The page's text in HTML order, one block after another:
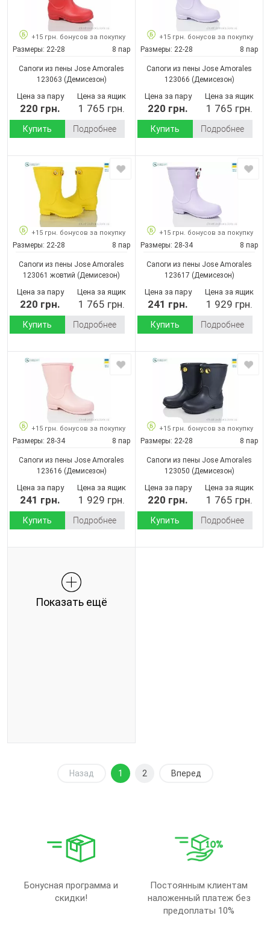
+15 грн. бонусов за покупку
Размеры: 22-28 8 пар
Сапоги из пены Jose Amorales
123063 (Демисезон)
Цена за пару
220 грн.
Цена за ящик
1 765 грн.
Купить Подробнее
+15 грн. бонусов за покупку
Размеры: 22-28 8 пар
Сапоги из пены Jose Amorales
123066 (Демисезон)
Цена за пару
220 грн.
Цена за ящик
1 765 грн.
Купить Подробнее
+15 грн. бонусов за покупку
Размеры: 22-28 8 пар
Сапоги из пены Jose Amorales
123061 жовтий (Демисезон)
Цена за пару
220 грн.
Цена за ящик
1 765 грн.
Купить Подробнее
+15 грн. бонусов за покупку
Размеры: 28-34 8 пар
Сапоги из пены Jose Amorales
123617 (Демисезон)
Цена за пару
241 грн.
Цена за ящик
1 929 грн.
Купить Подробнее
+15 грн. бонусов за покупку
Размеры: 28-34 8 пар
Сапоги из пены Jose Amorales
123616 (Демисезон)
Цена за пару
241 грн.
Цена за ящик
1 929 грн.
Купить Подробнее
+15 грн. бонусов за покупку
Размеры: 22-28 8 пар
Сапоги из пены Jose Amorales
123050 (Демисезон)
Цена за пару
220 грн.
Цена за ящик
1 765 грн.
Купить Подробнее
Показать ещё
Назад 1 2 Вперед
Бонусная программа и
скидки!
Постоянным клиентам
наложенный платеж без
предоплаты 10%